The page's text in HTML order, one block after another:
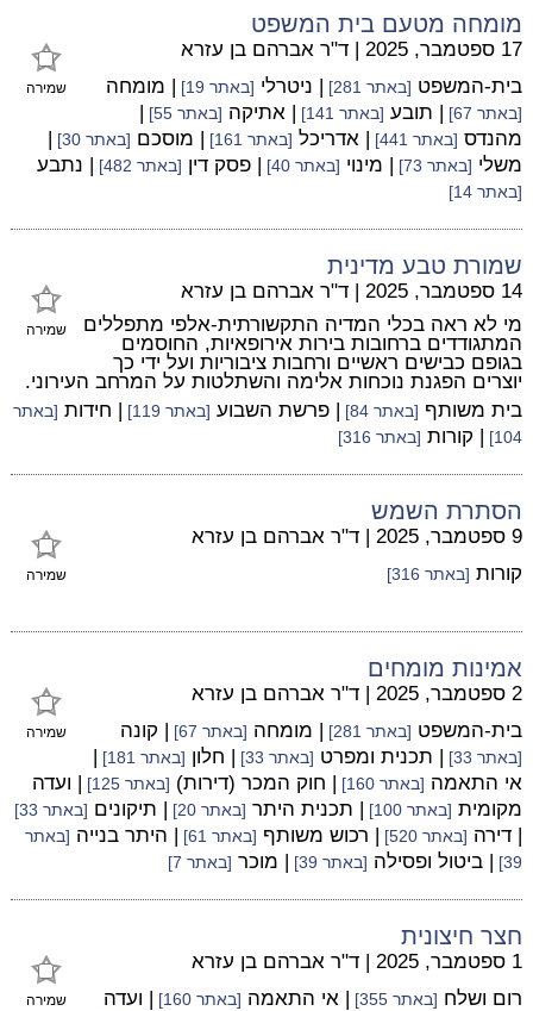
מומחה מטעם בית המשפט
שמירה
17 ספטמבר, 2025 | ד"ר אברהם בן עזרא
בית-המשפט [באתר 281] | ניטרלי [באתר 19] | מומחה
[באתר 67] | תובע [באתר 141] | אתיקה [באתר 55]
|
מהנדס [באתר 441] | אדריכל [באתר 161] | מוסכם [באתר 30]
|
משלי [באתר 73] | מינוי [באתר 40] | פסק דין [באתר 482] | נתבע
[באתר 14]
שמורת טבע מדינית
שמירה
14 ספטמבר, 2025 | ד"ר אברהם בן עזרא
מי לא ראה בכלי המדיה התקשורתית-אלפי מתפללים
המתגודדים ברחובות בירות אירופאיות, החוסמים
בגופם כבישים ראשיים ורחבות ציבוריות ועל ידי כך
יוצרים הפגנת נוכחות אלימה והשתלטות על המרחב העירוני.
בית משותף [באתר 84] | פרשת השבוע [באתר 119] | חידות [באתר
104]
| קורות [באתר 316]
הסתרת השמש
שמירה
9 ספטמבר, 2025 | ד"ר אברהם בן עזרא
קורות [באתר 316]
אמינות מומחים
שמירה
2 ספטמבר, 2025 | ד"ר אברהם בן עזרא
בית-המשפט [באתר 281] | מומחה [באתר 67] | קונה
[באתר 33] | תכנית ומפרט [באתר 33] | חלון [באתר 181]
|
אי התאמה [באתר 160] | חוק המכר (דירות) [באתר 125]
| ועדה
מקומית [באתר 100] | תכנית היתר [באתר 20] | תיקונים [באתר 33]
| דירה [באתר 520] | רכוש משותף [באתר 61] | היתר בנייה [באתר
39]
| ביטול ופסילה [באתר 39] | מוכר [באתר 7]
חצר חיצונית
שמירה
1 ספטמבר, 2025 | ד"ר אברהם בן עזרא
רום ושלח [באתר 355] | אי התאמה [באתר 160]
| ועדה